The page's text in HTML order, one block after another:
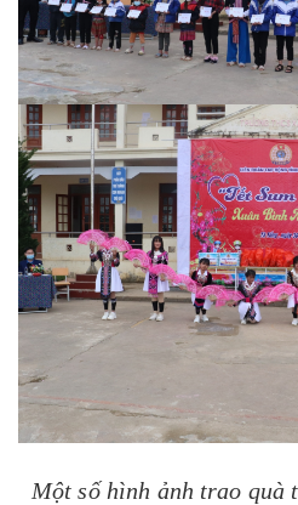
Một số hình ảnh trao